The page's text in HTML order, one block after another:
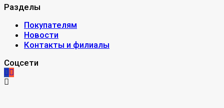
Разделы
Покупателям
Новости
Контакты и филиалы
Соцсети